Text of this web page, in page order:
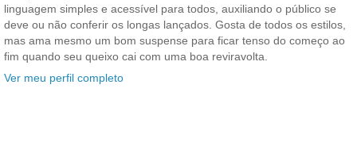
linguagem simples e acessível para todos, auxiliando o público se
deve ou não conferir os longas lançados. Gosta de todos os estilos,
mas ama mesmo um bom suspense para ficar tenso do começo ao
fim quando seu queixo cai com uma boa reviravolta.
Ver meu perfil completo